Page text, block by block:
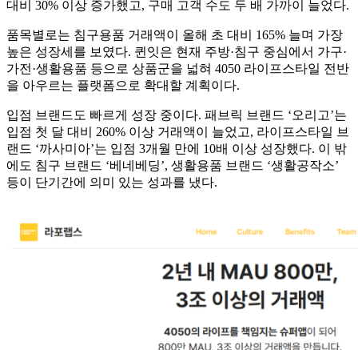
대비 30% 이상 증가했고, 구매 고객 수도 두 배 가까이 늘었다.
품목별로는 침구용품 거래액이 올해 초 대비 165% 늘며 가장
높은 성장세를 보였다. 퀸잇은 현재 주방·침구 중심에서 가구·
가전·생활용품 등으로 상품군을 넓혀 4050 라이프스타일 전반
을 아우르는 플랫폼으로 확대할 계획이다.
입점 브랜드도 빠르게 성장 중이다. 패브릭 브랜드 ‘오리고’는
입점 첫 달 대비 260% 이상 거래액이 늘었고, 라이프스타일 브
랜드 ‘까사미아’는 입점 3개월 만에 10배 이상 성장했다. 이 밖
에도 침구 브랜드 ‘베네베딩’, 생활용품 브랜드 ‘생활공작소’
등이 단기간에 의미 있는 성과를 냈다.